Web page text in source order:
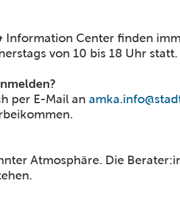
Information Center finden
von 10 bis 18 Uhr statt.
per E-Mail an
Atmosphäre. Die